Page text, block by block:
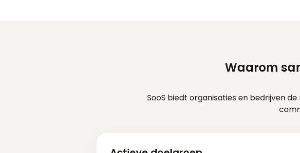
Waarom
SooS biedt organisaties en bedrijven